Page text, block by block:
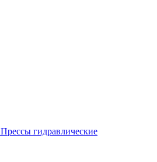
Прессы гидравлические